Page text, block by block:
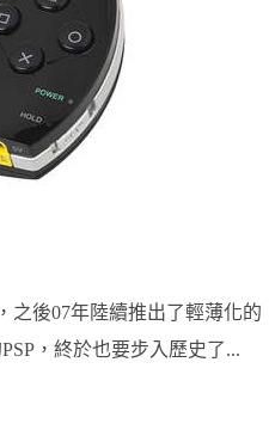
，之後07年陸續推出了輕薄化的
，終於也要步入歷史了...